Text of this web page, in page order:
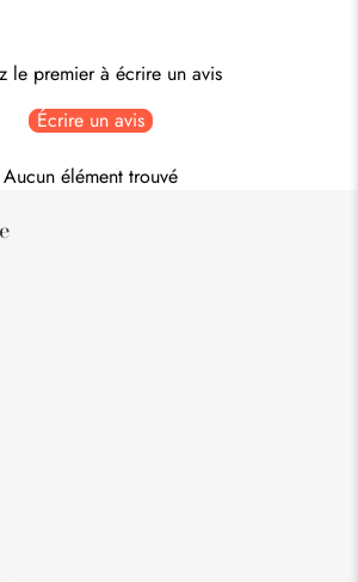
le premier à écrire un avis
Écrire un avis
Aucun élément trouvé